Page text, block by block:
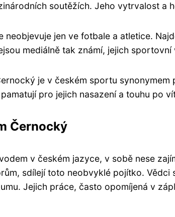
soutěžích. Jeho vytrvalost a
neobjevuje jen ve fotbale a atletice.
mediálně tak známí, jejich
je v českém sportu
pro jejich nasazení a touhu po
Černocký
v českém jazyce, v sobě nese
sdílejí toto neobvyklé pojítko.
Jejich práce, často opomíjená v